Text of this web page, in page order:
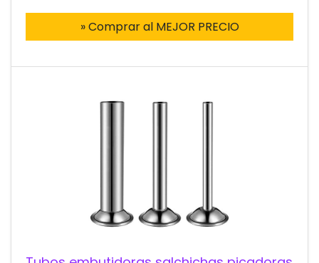
» Comprar al MEJOR PRECIO